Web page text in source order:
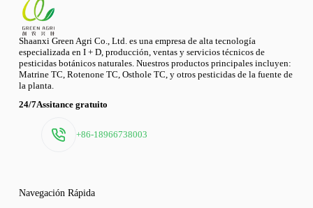
Shaanxi Green Agri Co., Ltd. es una empresa de alta tecnología
especializada en I + D, producción, ventas y servicios técnicos de
pesticidas botánicos naturales. Nuestros productos principales incluyen:
Matrine TC, Rotenone TC, Osthole TC, y otros pesticidas de la fuente de
la planta.
24/7Assitance gratuito
+86-18966738003
Navegación Rápida